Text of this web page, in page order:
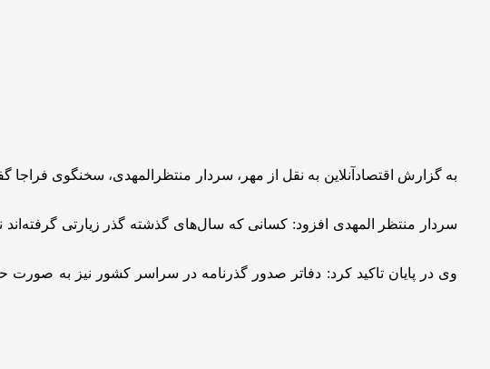
به گزارش اقتصادآنلاین به نقل از مهر، سردار منتظرالمهدی، سخنگوی
سردار منتظر المهدی افزود: کسانی که سال‌های گذشته گذر زیارتی گرفته‌اند
وی در پایان تاکید کرد: دفاتر صدور گذرنامه در سراسر کشور نیز به